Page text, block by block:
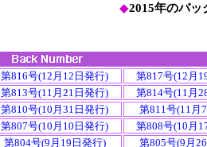
◆2015年のバッ
第816号(12月12日発行) 第817号(12月
第813号(11月21日発行)
第814号(11月
第810号(10月31日発行)
第811号(11月
第807号(10月10日発行)
第808号(10月
第804号(9月19日発行)
第805号(9月